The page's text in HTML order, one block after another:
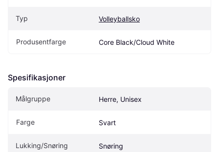
Typ Volleyballsko
Produsentfarge Core Black/Cloud White
Spesifikasjoner
Målgruppe Herre, Unisex
Farge Svart
Lukking/Snøring Snøring